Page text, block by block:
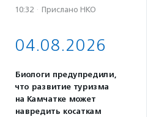
10:32 · Прислано НКО
04.08.2026
Биологи предупредили,
что развитие туризма
на Камчатке может
навредить косаткам